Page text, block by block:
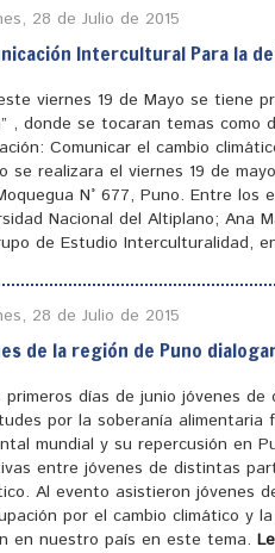
28 de Julio de 2015
Intercultural Para la
viernes 19 de Mayo se tiene
, donde se tocaran temas como
Comunicar el cambio
se realizara el viernes 19 de
N° 677, Puno. Entre
Nacional del Altiplano; Ana
de Estudio Interculturalidad,
28 de Julio de 2015
de la región de Puno
primeros días de junio jóvenes
por la soberanía
mundial y su repercusión en
entre jóvenes de distintas
Al evento asistieron jóvenes
por el cambio climático y
en nuestro país en este tema.